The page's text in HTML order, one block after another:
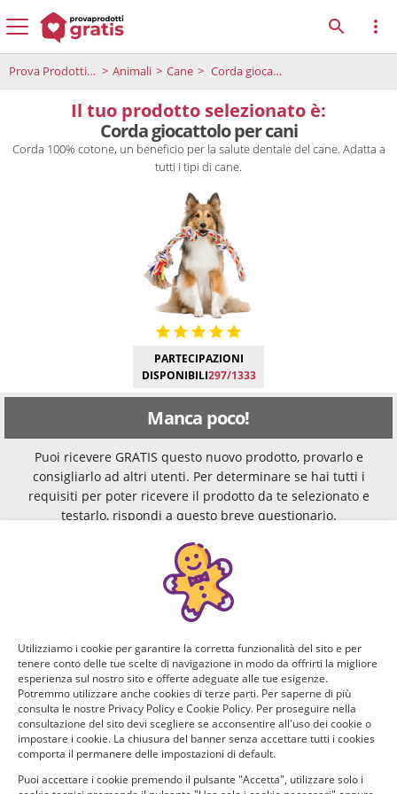
Prova Prodotti Gratis Animali Cane Corda giocattolo per cani
Il tuo prodotto selezionato è:
Corda giocattolo per cani
Corda 100% cotone, un beneficio per la salute dentale del cane. Adatta a
tutti i tipi di cane.
PARTECIPAZIONI
DISPONIBILI297/1333
Manca poco!
Puoi ricevere GRATIS questo nuovo prodotto, provarlo e
consigliarlo ad altri utenti. Per determinare se hai tutti i
requisiti per poter ricevere il prodotto da te selezionato e
testarlo, rispondi a questo breve questionario.
Domanda 1 di 3:
Quali animali domestici hai?
Gatto
Coniglio
Utilizziamo i cookie per garantire la corretta funzionalità del sito e per
tenere conto delle tue scelte di navigazione in modo da offrirti la migliore
esperienza sul nostro sito e offerte adeguate alle tue esigenze.
Potremmo utilizzare anche cookies di terze parti. Per saperne di più
consulta le nostre Privacy Policy e Cookie Policy. Per proseguire nella
consultazione del sito devi scegliere se acconsentire all'uso dei cookie o
impostare i cookie. La chiusura del banner senza accettare tutti i cookies
comporta il permanere delle impostazioni di default.
Puoi accettare i cookie premendo il pulsante "Accetta", utilizzare solo i